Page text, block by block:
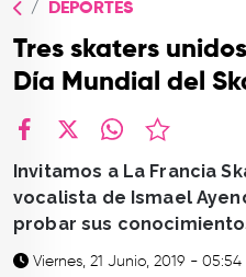
TOP
QUIÉNES SOMOS
DEPORTES
Tres skaters
Día Mundial del
Invitamos a La Francia
vocalista de Ismael
probar sus
Viernes, 21 Junio, 2019 - 05:54